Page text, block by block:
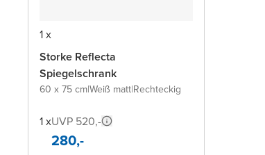
1 x
Storke Reflecta
Spiegelschrank
60 x 75 cm|Weiß matt|Rechteckig
1 xUVP 520,-
280,-